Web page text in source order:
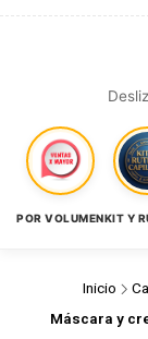
POR VOLUMENKIT Y
Inicio
Máscara y